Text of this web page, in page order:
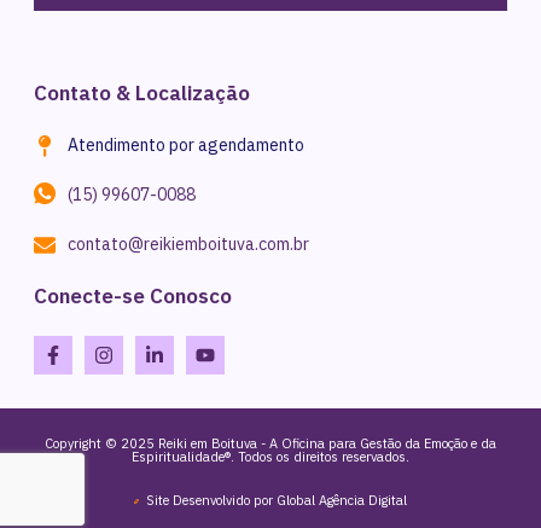
Contato & Localização
Atendimento por agendamento
(15) 99607-0088
contato@reikiemboituva.com.br
Conecte-se Conosco
Copyright © 2025 Reiki em Boituva - A Oficina para Gestão da Emoção e da
Espiritualidade®. Todos os direitos reservados.
Site Desenvolvido por Global Agência Digital